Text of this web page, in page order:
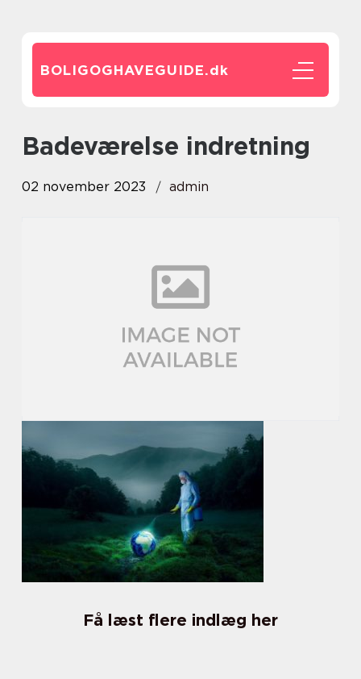
BOLIGOGHAVEGUIDE.dk
badeværelse indretning
02 november 2023 admin
Få læst flere indlæg her